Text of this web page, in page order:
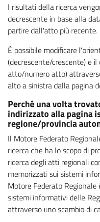
I risultati della ricerca
decrescente in base alla
partire dall'atto più recente.
È possibile modificare
(decrescente/crescente) e
atto/numero atto)
alto a sinistra dalla pagina
Perché una volta
indirizzato alla pagina
regione/provincia
Il Motore Federato
ricerca che ha lo scopo di
ricerca degli atti regionali
memorizzati sui sistemi
Motore Federato
sistemi informativi delle
attraverso uno scambio di